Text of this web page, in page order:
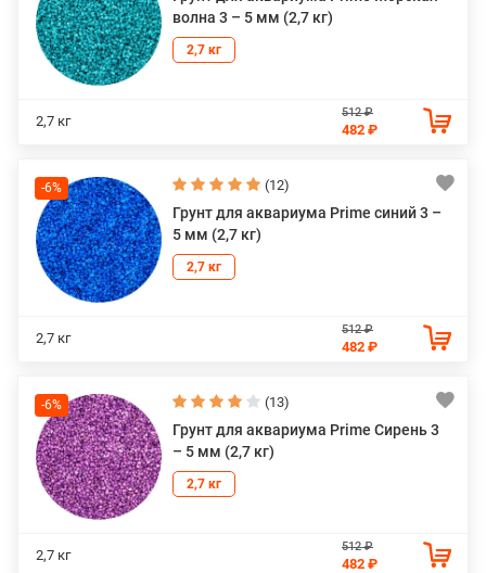
волна 3 – 5 мм (2,7 кг)
2,7 кг
2,7 кг
512 ₽
482 ₽
-6% (12)
Грунт для аквариума Prime синий 3 –
5 мм (2,7 кг)
2,7 кг
2,7 кг
512 ₽
482 ₽
-6% (13)
Грунт для аквариума Prime Сирень 3
– 5 мм (2,7 кг)
2,7 кг
2,7 кг
512 ₽
482 ₽